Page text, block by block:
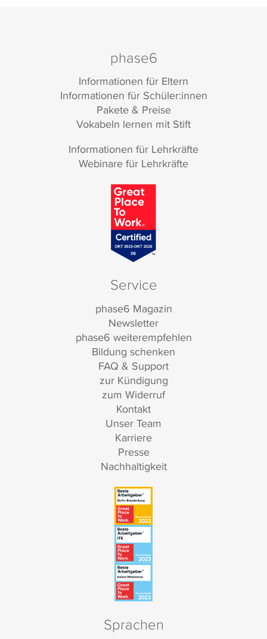
phase6
Informationen für Eltern
Informationen für Schüler:innen
Pakete & Preise
Vokabeln lernen mit Stift
Informationen für Lehrkräfte
Webinare für Lehrkräfte
Service
phase6 Magazin
Newsletter
phase6 weiterempfehlen
Bildung schenken
FAQ & Support
zur Kündigung
zum Widerruf
Kontakt
Unser Team
Karriere
Presse
Nachhaltigkeit
Sprachen